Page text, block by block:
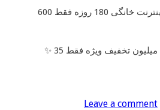
⏳فرصت محدود!! 3000گیگ اینترنت خانگی 180 روزه فقط 600
Leave a comment